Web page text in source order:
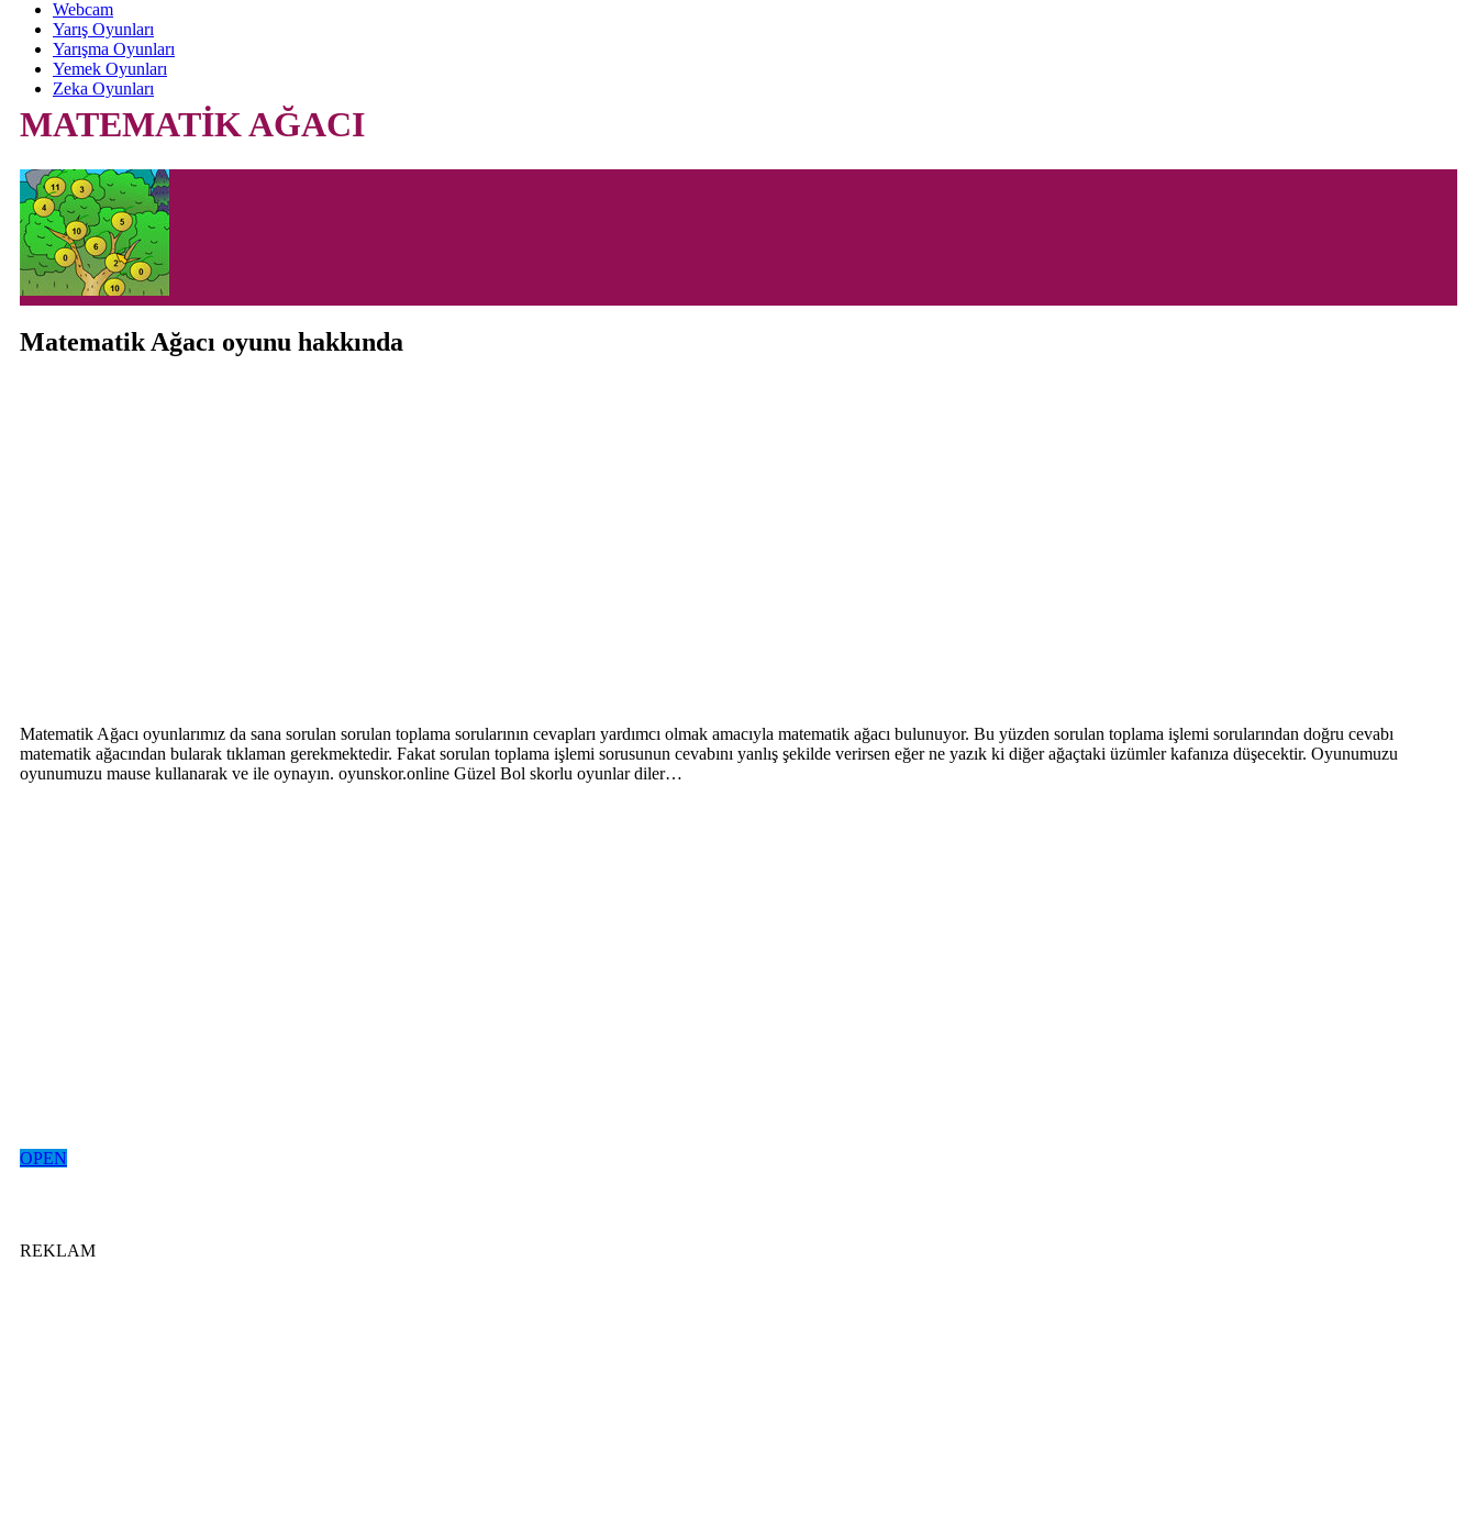
Webcam
Yarış Oyunları
Yarışma Oyunları
Yemek Oyunları
Zeka Oyunları
MATEMATİK AĞACI
Matematik Ağacı oyunu hakkında
Matematik Ağacı oyunlarımız da sana sorulan sorulan toplama sorularının cevapları yardımcı olmak amacıyla matematik ağacı bulunuyor. Bu yüzden sorulan toplama işlemi sorularından doğru cevabı
matematik ağacından bularak tıklaman gerekmektedir. Fakat sorulan toplama işlemi sorusunun cevabını yanlış şekilde verirsen eğer ne yazık ki diğer ağaçtaki üzümler kafanıza düşecektir. Oyunumuzu
oyunumuzu mause kullanarak ve ile oynayın. oyunskor.online Güzel Bol skorlu oyunlar diler…
OPEN
REKLAM